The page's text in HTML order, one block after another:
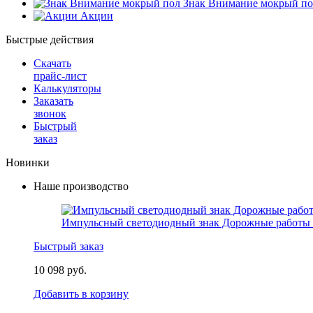
Знак Внимание мокрый
Акции
Быстрые действия
Скачать
прайс-лист
Калькуляторы
Заказать
звонок
Быстрый
заказ
Новинки
Наше производство
Импульсный светодиодный знак Дорожные работы
Быстрый заказ
10 098 руб.
Добавить в корзину